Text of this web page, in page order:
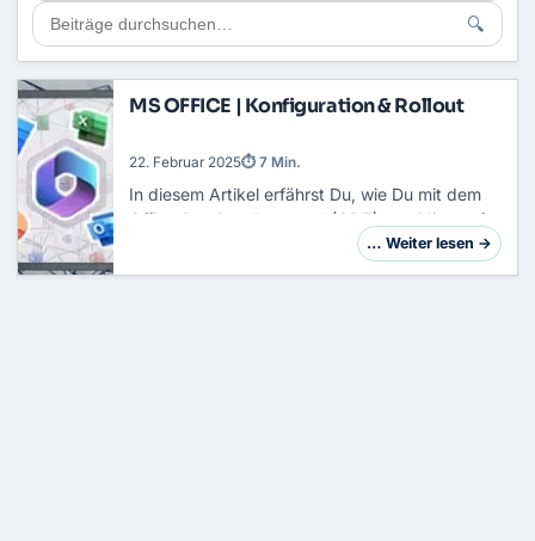
🔍
MS OFFICE | Konfiguration & Rollout
In diesem Artikel erfährst Du, wie Du mit dem
Office-Bereitstellungstool (ODT) von Microsoft
365 Apps effizient, flexibel und individuell auf
22. Februar 2025⏱ 7 Min.
… Weiter lesen →